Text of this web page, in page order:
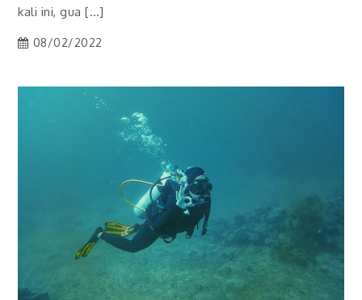
kali ini, gua […]
08/02/2022